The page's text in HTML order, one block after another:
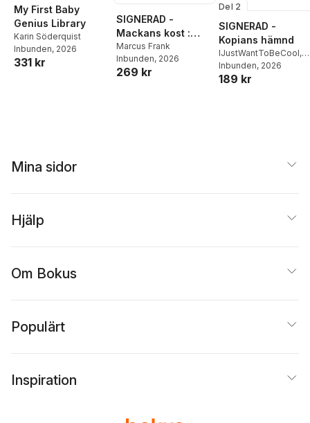
My First Baby
Genius Library
Karin Söderquist
Inbunden, 2026
331 kr
SIGNERAD -
Mackans kost :
Middagar och
matlådor
Marcus Frank
Inbunden, 2026
269 kr
Del 2
SIGNERAD -
Kopians hämnd
IJustWantToBeCool,
Joel Adolphson
Ejdemo Beer
Inbunden, 2026
189 kr
Mina sidor
Hjälp
Om Bokus
Populärt
Inspiration